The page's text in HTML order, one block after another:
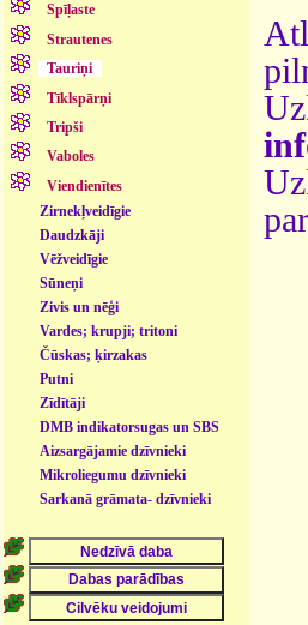
Spīļaste
Strautenes
Tauriņi
Tīklspārņi
Tripši
Vaboles
Viendienītes
Zirnekļveidīgie
Daudzkāji
Vēžveidīgie
Sūneņi
Zivis un nēģi
Vardes; krupji; tritoni
Čūskas; ķirzakas
Putni
Zīdītāji
DMB indikatorsugas un SBS
- dzīvnieki
Aizsargājamie dzīvnieki
Mikroliegumu dzīvnieki
Sarkanā grāmata- dzīvnieki